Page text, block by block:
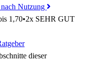
Nutzung
1,70•2x SEHR GUT
dieser